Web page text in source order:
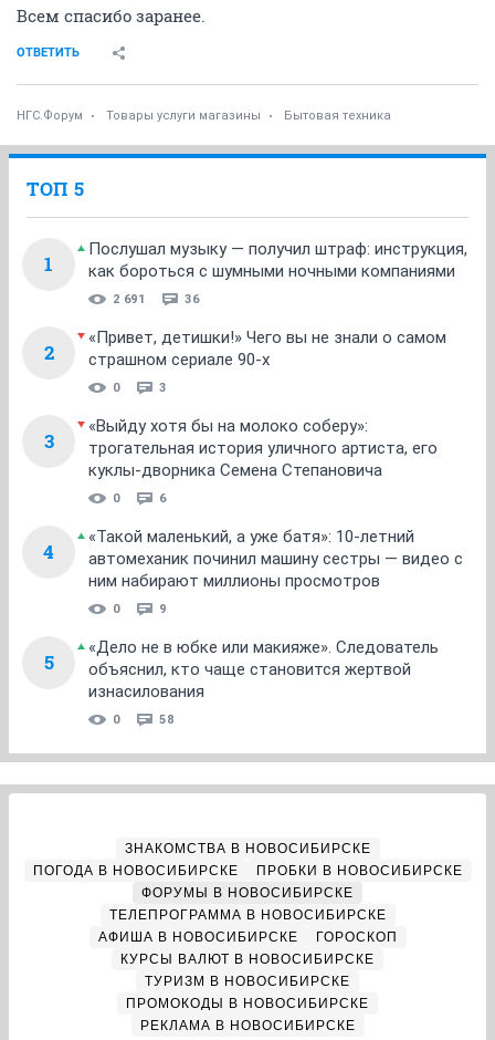
Всем спасибо заранее.
ОТВЕТИТЬ
НГС.Форум Товары услуги магазины Бытовая техника
ТОП 5
1
Послушал музыку — получил штраф: инструкция,
как бороться с шумными ночными компаниями
2 691 36
2
«Привет, детишки!» Чего вы не знали о самом
страшном сериале 90-х
0 3
3
«Выйду хотя бы на молоко соберу»:
трогательная история уличного артиста, его
куклы-дворника Семена Степановича
0 6
4
«Такой маленький, а уже батя»: 10-летний
автомеханик починил машину сестры — видео с
ним набирают миллионы просмотров
0 9
5
«Дело не в юбке или макияже». Следователь
объяснил, кто чаще становится жертвой
изнасилования
0 58
ЗНАКОМСТВА В НОВОСИБИРСКЕ
ПОГОДА В НОВОСИБИРСКЕ
ПРОБКИ В НОВОСИБИРСКЕ
ФОРУМЫ В НОВОСИБИРСКЕ
ТЕЛЕПРОГРАММА В НОВОСИБИРСКЕ
АФИША В НОВОСИБИРСКЕ
ГОРОСКОП
КУРСЫ ВАЛЮТ В НОВОСИБИРСКЕ
ТУРИЗМ В НОВОСИБИРСКЕ
ПРОМОКОДЫ В НОВОСИБИРСКЕ
РЕКЛАМА В НОВОСИБИРСКЕ